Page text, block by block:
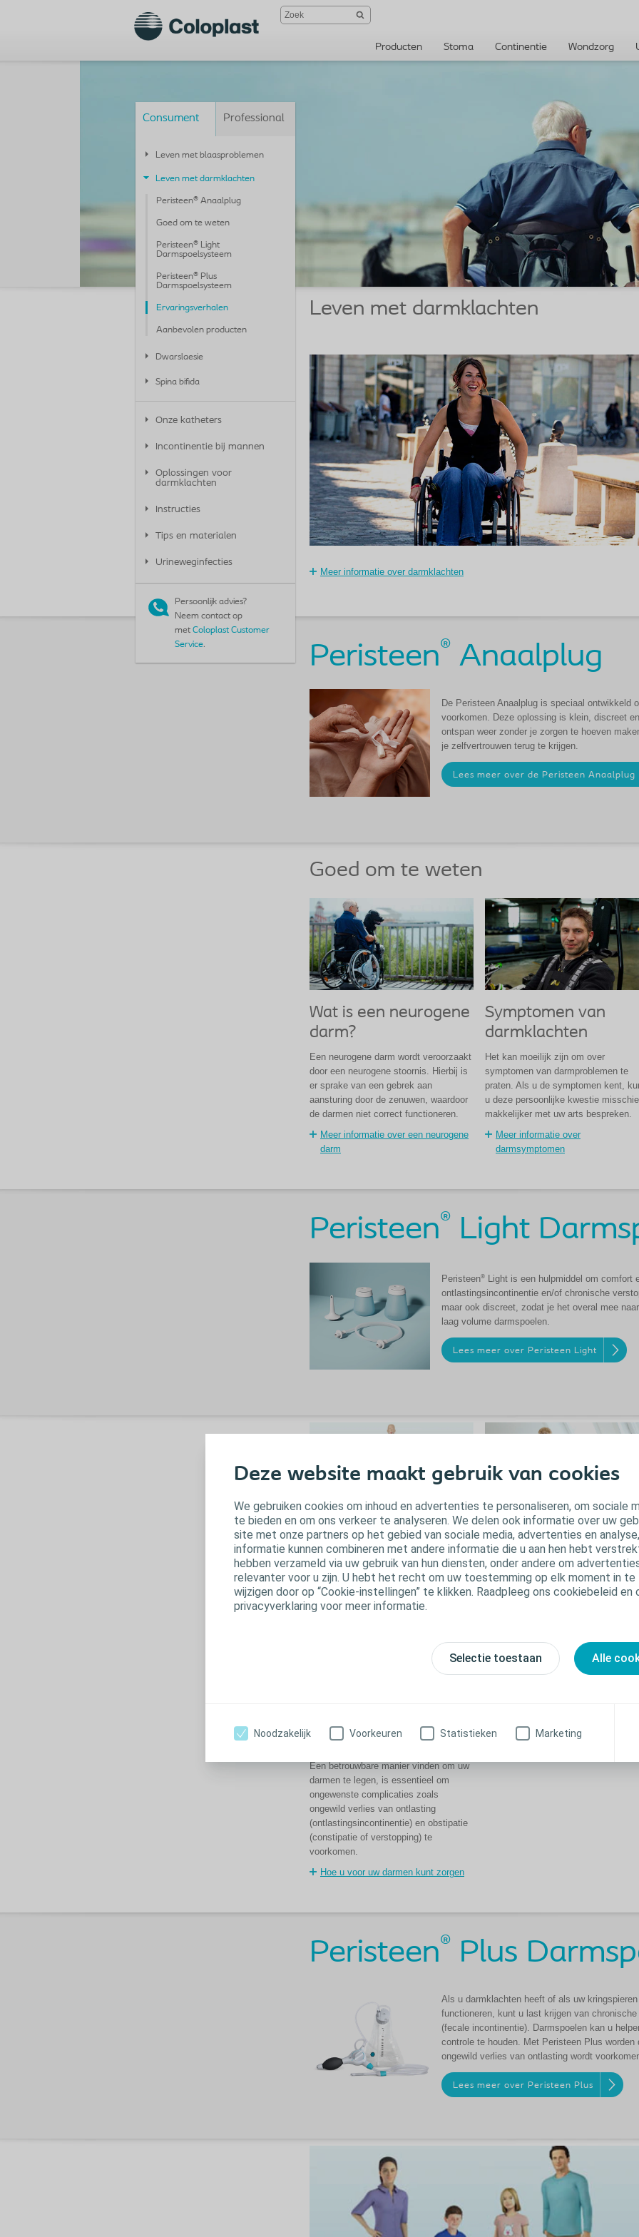
Deze website maakt gebruik van cookies
We gebruiken cookies om inhoud en advertenties te personaliseren, om sociale
te bieden en om ons verkeer te analyseren. We delen ook informatie over uw
site met onze partners op het gebied van sociale media, advertenties en
informatie kunnen combineren met andere informatie die u aan hen hebt
hebben verzameld via uw gebruik van hun diensten, onder andere om
relevanter voor u zijn. U hebt het recht om uw toestemming op elk moment in
wijzigen door op “Cookie-instellingen” te klikken. Raadpleeg ons cookiebeleid en
privacyverklaring voor meer informatie.
Selectie toestaan Alle
Noodzakelijk Voorkeuren Statistieken Marketing
Producten Stoma Continentie Wondzorg
Consument
Leven met blaasproblemen
Leven met darmklachten
Peristeen® Anaalplug
Goed om te weten
Peristeen® Light
Darmspoelsysteem
Peristeen® Plus
Darmspoelsysteem
Ervaringsverhalen
Aanbevolen producten
Dwarslaesie
Spina bifida
Professional
Onze katheters
Incontinentie bij mannen
Oplossingen voor
darmklachten
Instructies
Tips en materialen
Urineweginfecties
Persoonlijk advies?
Neem contact op
met Coloplast Customer
Service.
Leven met darmklachten
Meer informatie over darmklachten
Peristeen® Anaalplug
De Peristeen Anaalplug is speciaal ontwikkeld
voorkomen. Deze oplossing is klein, discreet
ontspan weer zonder je zorgen te hoeven
je zelfvertrouwen terug te krijgen.
Lees meer over de Peristeen Anaalplug
Goed om te weten
Wat is een neurogene
darm?
Een neurogene darm wordt veroorzaakt
door een neurogene stoornis. Hierbij is
er sprake van een gebrek aan
aansturing door de zenuwen, waardoor
de darmen niet correct functioneren.
Meer informatie over een neurogene
darm
Symptomen van
darmklachten
Het kan moeilijk zijn om over
symptomen van darmproblemen te
praten. Als u de symptomen kent,
u deze persoonlijke kwestie
makkelijker met uw arts bespreken.
Meer informatie over
darmsymptomen
Peristeen® Light
Peristeen®Light is een hulpmiddel om comfort
ontlastingsincontinentie en/of chronische
maar ook discreet, zodat je het overal mee
laag volume darmspoelen.
Lees meer over Peristeen Light
Hoe werkt de darm?
De darm is het onderste deel van het
spijsverteringsstelsel; Het
spijsverteringsstelsel absorbeert
voedingsstoffen uit het voedsel dat we
Meer informatie over de belangrijkste
Veelgestelde vragen
over darmklachten
Zoek antwoorden op de meest
vragen over darmklachten
darmen
Een betrouwbare manier vinden om uw
darmen te legen, is essentieel om
ongewenste complicaties zoals
ongewild verlies van ontlasting
(ontlastingsincontinentie) en obstipatie
(constipatie of verstopping) te
voorkomen.
Hoe u voor uw darmen kunt zorgen
Peristeen® Plus
Als u darmklachten heeft of als uw
functioneren, kunt u last krijgen van
(fecale incontinentie). Darmspoelen kan u
controle te houden. Met Peristeen Plus
ongewild verlies van ontlasting wordt
Lees meer over Peristeen Plus